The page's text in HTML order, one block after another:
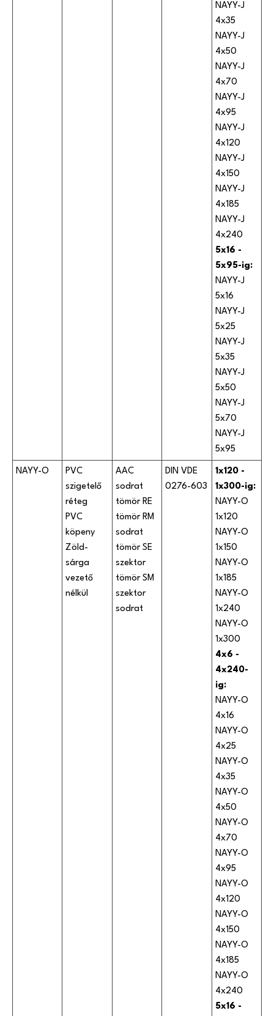
NAYY-J
4x35
NAYY-J
4x50
NAYY-J
4x70
NAYY-J
4x95
NAYY-J
4x120
NAYY-J
4x150
NAYY-J
4x185
NAYY-J
4x240
5x16 -
5x95-ig:
NAYY-J
5x16
NAYY-J
5x25
NAYY-J
5x35
NAYY-J
5x50
NAYY-J
5x70
NAYY-J
5x95
NAYY-O
PVC
szigetelő
réteg
PVC
köpeny
Zöld-
sárga
vezető
nélkül
AAC
sodrat
tömör RE
tömör RM
sodrat
tömör SE
szektor
tömör SM
szektor
sodrat
DIN VDE
0276-603
1x120 -
1x300-ig:
NAYY-O
1x120
NAYY-O
1x150
NAYY-O
1x185
NAYY-O
1x240
NAYY-O
1x300
4x6 -
4x240-
ig:
NAYY-O
4x16
NAYY-O
4x25
NAYY-O
4x35
NAYY-O
4x50
NAYY-O
4x70
NAYY-O
4x95
NAYY-O
4x120
NAYY-O
4x150
NAYY-O
4x185
NAYY-O
4x240
5x16 -